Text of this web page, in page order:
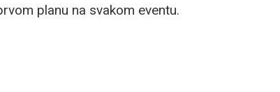
planu na svakom eventu.